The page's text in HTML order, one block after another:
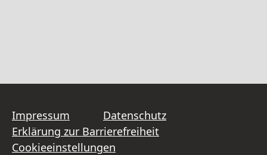
Impressum
Datenschutz
Erklärung zur Barrierefreiheit
Cookieeinstellungen